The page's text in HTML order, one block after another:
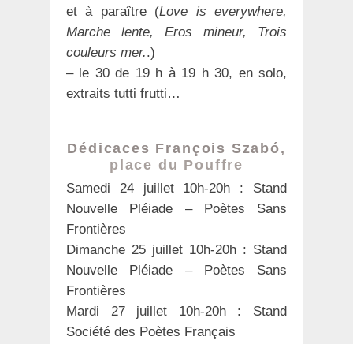
et à paraître (Love is everywhere,
Marche lente, Eros mineur, Trois
couleurs mer..)
– le 30 de 19 h à 19 h 30, en solo,
extraits tutti frutti…
Dédicaces François Szabó,
place du Pouffre
Samedi 24 juillet 10h-20h : Stand
Nouvelle Pléiade – Poètes Sans
Frontières
Dimanche 25 juillet 10h-20h : Stand
Nouvelle Pléiade – Poètes Sans
Frontières
Mardi 27 juillet 10h-20h : Stand
Société des Poètes Français